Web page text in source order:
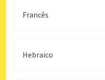
Francês
Hebraico